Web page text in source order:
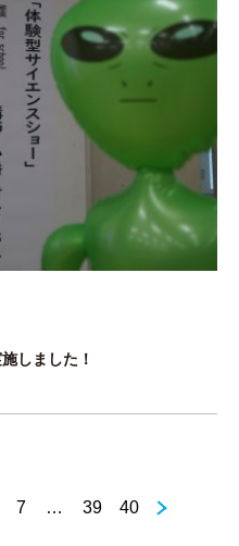
しました！
7 … 39 40